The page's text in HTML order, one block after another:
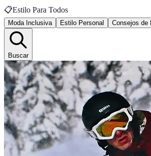
📋Estilo Para Todos
Moda Inclusiva Estilo Personal Consejos de
Buscar